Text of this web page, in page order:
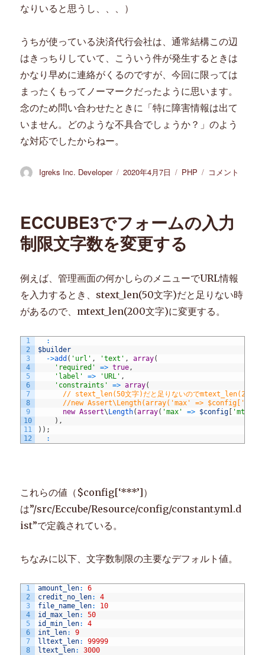
なりいると思うし、、、）
うちが使っている決済代行会社は、通常結構この辺
はきっちりしていて、こういう件が発生するときは
かなり早めに連絡がくるのですが、今回に限っては
まったくもってノーマークだったように思います。
念のため問い合わせたときに「特に障害情報は出て
いません。どのような不具合でしょうか？」のよう
な対応でしたからねー。
投
Igreks Inc. Developer
投
2020年4月7日
カ
ー
PHP
【ECCUBE2】
ら
の
ッ
シ
ョ
が
の
対
コメント
ECCUBE3でフォームの入力
制限文字数を変更する
例えば、管理画面の何かしらのメニューでURL情報
を入力するとき、stext_len(50文字)だと足りない時
があるので、mtext_len(200文字)に変更する。
1
2
3
4
5
6
7
8
9
10
11
12
:
$builder
->add ( 'url' , 'text' , array(
'required'
=> true,
'label'
=> 'URL' ,
'constraints'
=> array(
// stext_len(50文字)だと足りないのでmtext_len(200文
//new Assert\Length(array('max' =>
new Assert\ Length(array( 'max' => $config
) ,
) ) ;
:
これらの値（$config[‘***’]）
は”/src/Eccube/Resource/config/constant.yml.d
ist”で定義されている。
ちなみに以下、文字数制限の主要なデフォルト値。
1
2
3
4
5
6
7
8
amount_len:
6
credit_no_len:
4
file_name_len:
10
id_max_len:
50
id_min_len:
4
int_len:
9
lltext_len:
99999
ltext_len: 3000